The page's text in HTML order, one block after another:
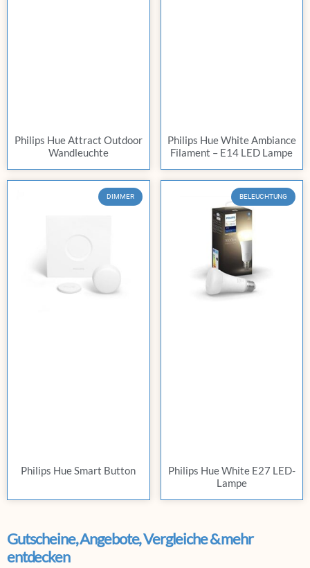
Philips Hue Attract Outdoor
Wandleuchte
Philips Hue White Ambiance
Filament – E14 LED Lampe
DIMMER
Philips Hue Smart Button
BELEUCHTUNG
Philips Hue White E27 LED-
Lampe
Gutscheine, Angebote, Vergleiche & mehr
entdecken